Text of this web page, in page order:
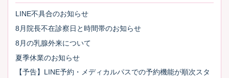
LINE不具合のお知らせ
8月院長不在診察日と時間帯のお知らせ
8月の乳腺外来について
夏季休業のお知らせ
【予告】LINE予約・メディカルパスでの予約機能が順次スタ